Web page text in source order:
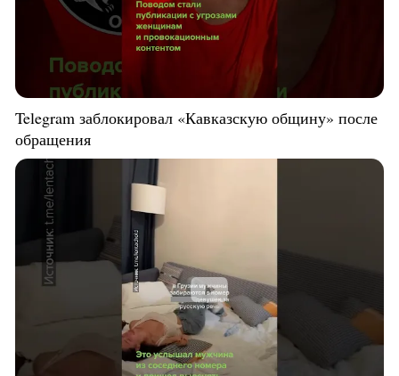
Telegram заблокировал «Кавказскую общину» после
обращения